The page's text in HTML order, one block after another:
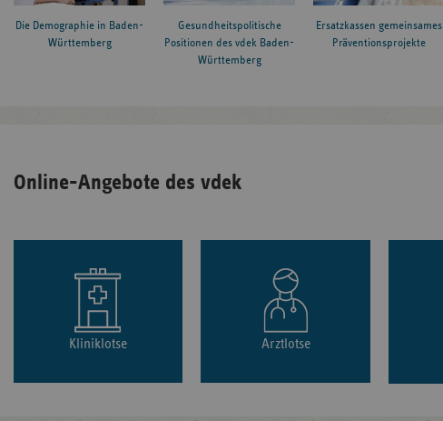
Die Demographie in Baden-
Württemberg
Gesundheitspolitische
Positionen des vdek Baden-
Württemberg
Ersatzkassen gemeinsames
Präventionsprojekte
Online-Angebote des vdek
Kliniklotse Arztlotse